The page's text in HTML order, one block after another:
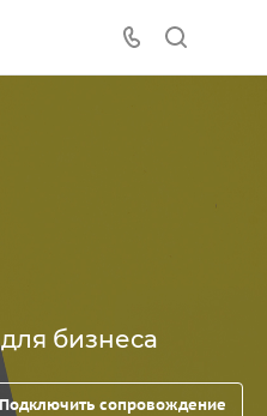
бизнеса
Подключить сопровождение